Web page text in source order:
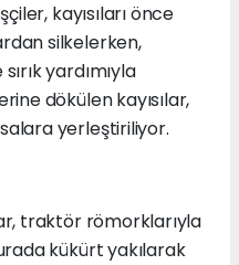
kayısıları önce
silkelerken,
yardımıyla
dökülen kayısılar,
yerleştiriliyor.
traktör römorklarıyla
kükürt yakılarak